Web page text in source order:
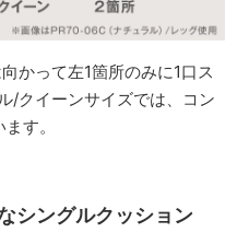
かって左1箇所のみに1口ス
/クイーンサイズでは、コン
す。
シングルクッション